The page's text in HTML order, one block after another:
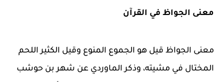
معنى الجواظ في القرآن
معنى الجواظ قيل هو الجموع المنوع وقيل الكثير اللحم
المختال في مشيته، وذكر الماوردي عن شهر بن حوشب